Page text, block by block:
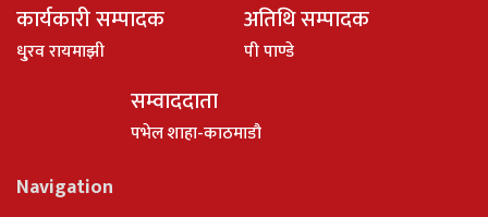
कार्यकारी सम्पादक
धु्रव रायमाझी
अतिथि सम्पादक
पी पाण्डे
सम्वाददाता
पभेल शाहा-काठमाडौ
Navigation